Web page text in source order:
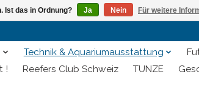
Technik & Aquariumausstattung
!
Reefers Club Schweiz TUNZE
Ist das in Ordnung? Ja Nein Für weitere